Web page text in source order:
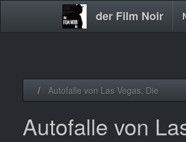
der Film Noir
Main
Autofalle von Las Vegas, Die
Autofalle von